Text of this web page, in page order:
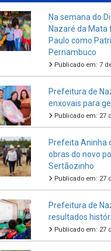
Na semana do
Nazaré da
Paulo como
Pernambuco
Publicado em: 7
Prefeitura de
enxovais para
Publicado em: 27
Prefeita Aninha
obras do novo
Sertãozinho
Publicado em: 27
Prefeitura de
resultados
Publicado em: 27